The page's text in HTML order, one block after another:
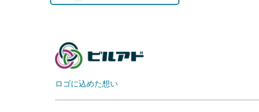
ロゴに込めた想い